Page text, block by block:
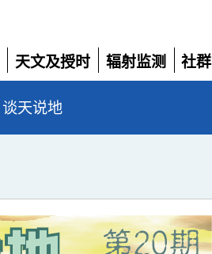
天文及授时
展
开
辐射监测
展
社群
展
谈天说地